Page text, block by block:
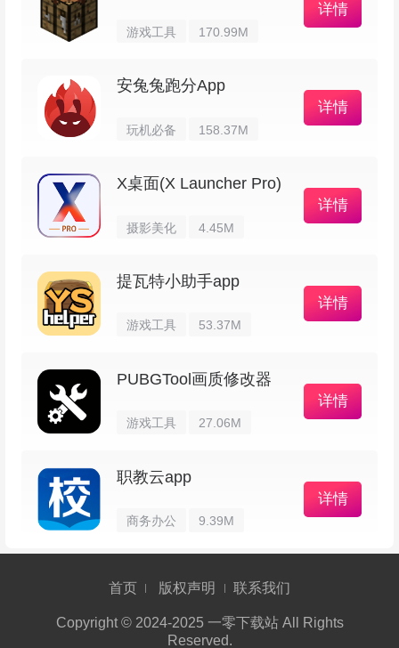
界面中的【箭头】；
游戏工具 170.99M
详情
安兔兔跑分App
玩机必备 158.37M
详情
X桌面(X Launcher Pro)
摄影美化 4.45M
详情
提瓦特小助手app
游戏工具 53.37M
详情
PUBGTool画质修改器
游戏工具 27.06M
详情
职教云app
商务办公 9.39M
详情
首页 版权声明 联系我们
Copyright © 2024-2025 一零下载站 All Rights
Reserved.